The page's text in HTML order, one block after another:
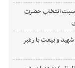
انتخاب حضرت
و بیعت با رهبر